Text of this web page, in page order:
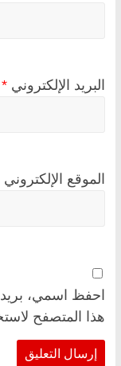
البريد الإلكتروني *
الموقع الإلكتروني
احفظ اسمي،
هذا المتصفح